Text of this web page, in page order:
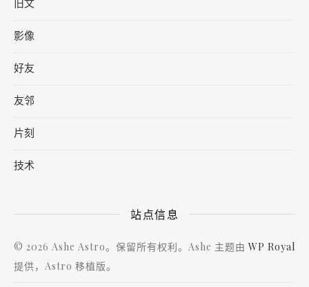
王云子
Android Quince Tart Chrome 107.0.0.0
影像
好友
友邻
片刻
技术
站点信息
© 2026 Ashe Astro。保留所有权利。Ashe 主题由 WP Royal
提供，Astro 移植版。